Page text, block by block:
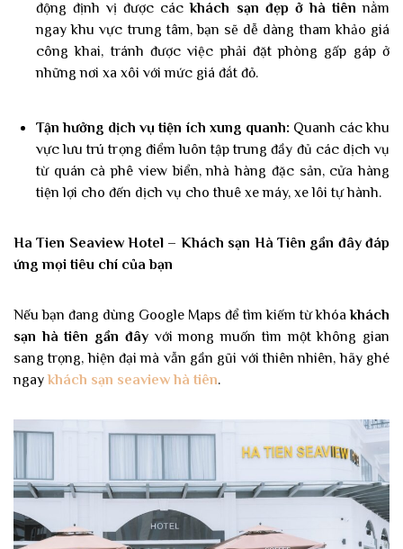
động định vị được cáckhách sạn đẹp ở hà tiên nằm
ngay khu vực trung tâm, bạn sẽ dễ dàng tham khảo giá
công khai, tránh được việc phải đặt phòng gấp gáp ở
những nơi xa xôi với mức giá đắt đỏ.
Tận hưởng dịch vụ tiện ích xung quanh: Quanh các khu
vực lưu trú trọng điểm luôn tập trung đầy đủ các dịch vụ
từ quán cà phê view biển, nhà hàng đặc sản, cửa hàng
tiện lợi cho đến dịch vụ cho thuê xe máy, xe lôi tự hành.
Ha Tien Seaview Hotel – Khách sạn Hà Tiên gần đây đáp
ứng mọi tiêu chí của bạn
Nếu bạn đang dùng Google Maps để tìm kiếm từ khóakhách
sạn hà tiên gần đâyvới mong muốn tìm một không gian
sang trọng, hiện đại mà vẫn gần gũi với thiên nhiên, hãy ghé
ngay khách sạn seaview hà tiên.